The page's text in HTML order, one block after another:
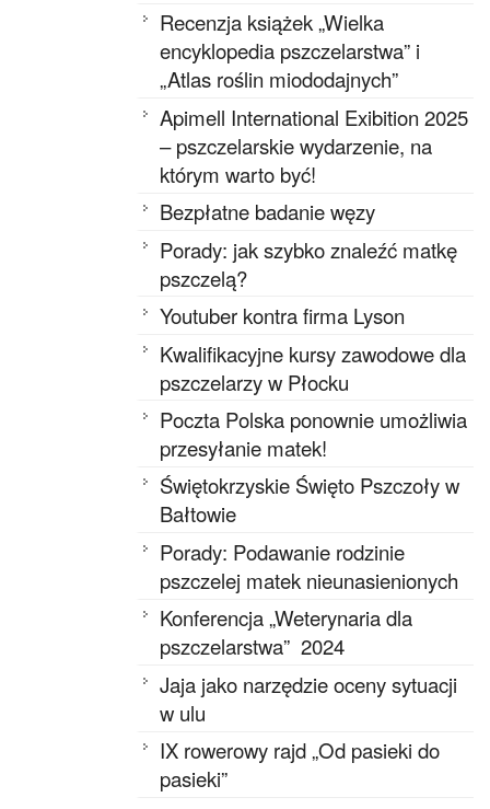
Recenzja książek „Wielka
encyklopedia pszczelarstwa” i
„Atlas roślin miododajnych”
Apimell International Exibition 2025
– pszczelarskie wydarzenie, na
którym warto być!
Bezpłatne badanie węzy
Porady: jak szybko znaleźć matkę
pszczelą?
Youtuber kontra firma Lyson
Kwalifikacyjne kursy zawodowe dla
pszczelarzy w Płocku
Poczta Polska ponownie umożliwia
przesyłanie matek!
Świętokrzyskie Święto Pszczoły w
Bałtowie
Porady: Podawanie rodzinie
pszczelej matek nieunasienionych
Konferencja „Weterynaria dla
pszczelarstwa” 2024
Jaja jako narzędzie oceny sytuacji
w ulu
IX rowerowy rajd „Od pasieki do
pasieki”